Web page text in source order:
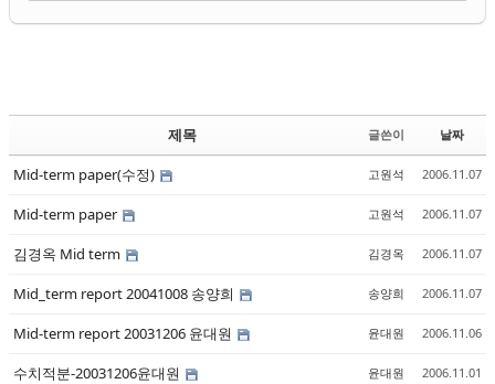
제목 글쓴이 날짜
Mid-term paper(수정) 고원석 2006.11.07
Mid-term paper 고원석 2006.11.07
김경옥 Mid term 김경옥 2006.11.07
Mid_term report 20041008 송양희 송양희 2006.11.07
Mid-term report 20031206 윤대원 윤대원 2006.11.06
수치적분-20031206윤대원 윤대원 2006.11.01